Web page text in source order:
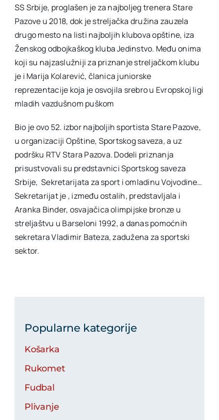
SS Srbije, proglašen je za najboljeg trenera Stare
Pazove u 2018, dok je streljačka družina zauzela
drugo mesto na listi najboljih klubova opštine, iza
Ženskog odbojkaškog kluba Jedinstvo. Među onima
koji su najzaslužniji za priznanje streljačkom klubu
je i Marija Kolarević, članica juniorske
reprezentacije koja je osvojila srebro u Evropskoj ligi
mladih vazdušnom puškom
Bio je ovo 52. izbor najboljih sportista Stare Pazove,
u organizaciji Opštine, Sportskog saveza, a uz
podršku RTV Stara Pazova. Dodeli priznanja
prisustvovali su predstavnici Sportskog saveza
Srbije, Sekretarijata za sport i omladinu Vojvodine…
Sekretarijat je , između ostalih, predstavljala i
Aranka Binder, osvajačica olimpijske bronze u
streljaštvu u Barseloni 1992, a danas pomoćnih
sekretara Vladimir Bateza, zadužena za sportski
sektor.
Popularne kategorije
Košarka
Rukomet
Fudbal
Plivanje